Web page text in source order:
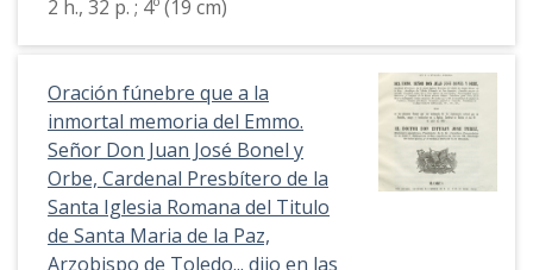
2 h., 32 p. ; 4º (19 cm)
Oración fúnebre que a la
inmortal memoria del Emmo.
Señor Don Juan José Bonel y
Orbe, Cardenal Presbítero de la
Santa Iglesia Romana del Titulo
de Santa Maria de la Paz,
Arzobispo de Toledo... dijo en las